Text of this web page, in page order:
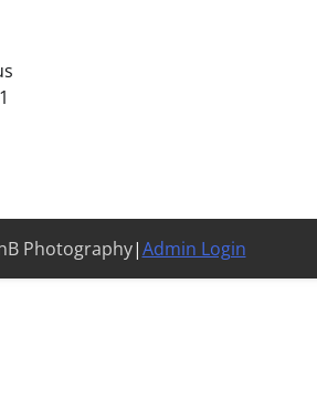
Photography|Admin Login